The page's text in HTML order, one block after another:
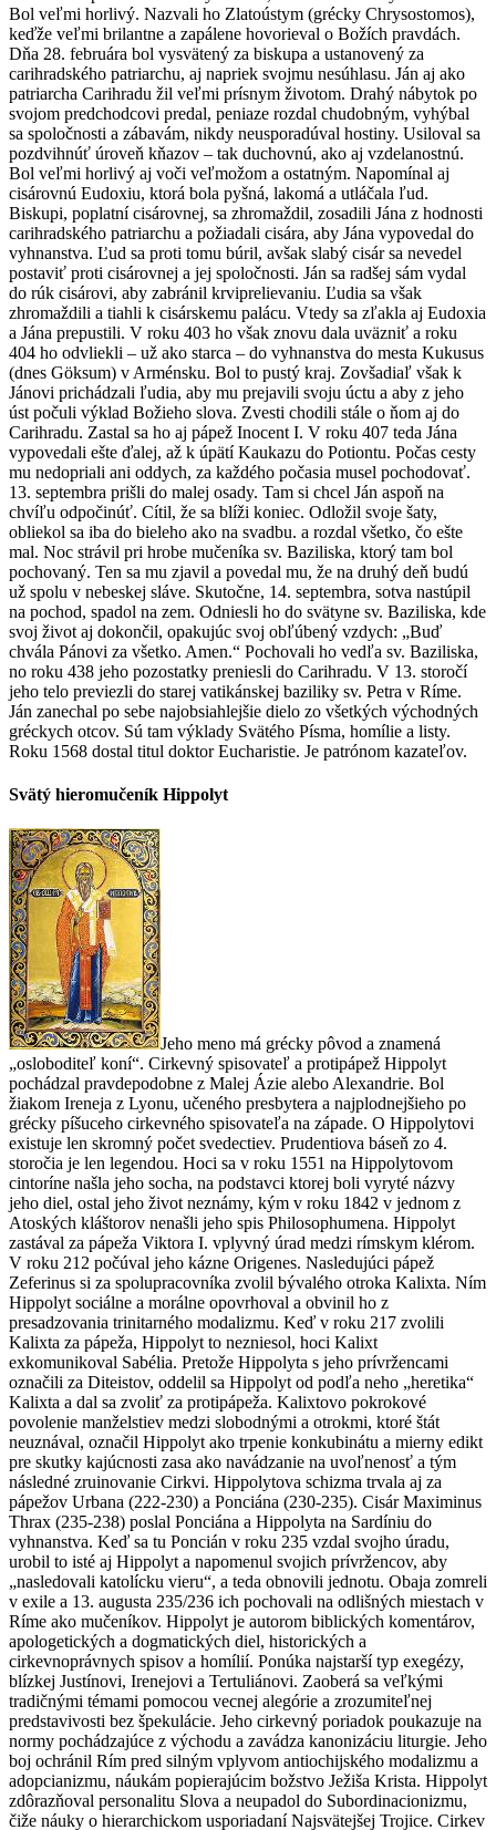
Svätý hieromučeník Hippolyt
Jeho meno má grécky pôvod a znamená
„osloboditeľ koní“. Cirkevný spisovateľ a protipápež Hippolyt
pochádzal pravdepodobne z Malej Ázie alebo Alexandrie. Bol
žiakom Ireneja z Lyonu, učeného presbytera a najplodnejšieho po
grécky píšuceho cirkevného spisovateľa na západe. O Hippolytovi
existuje len skromný počet svedectiev. Prudentiova báseň zo 4.
storočia je len legendou. Hoci sa v roku 1551 na Hippolytovom
cintoríne našla jeho socha, na podstavci ktorej boli vyryté názvy
jeho diel, ostal jeho život neznámy, kým v roku 1842 v jednom z
Atoských kláštorov nenašli jeho spis Philosophumena. Hippolyt
zastával za pápeža Viktora I. vplyvný úrad medzi rímskym klérom.
V roku 212 počúval jeho kázne Origenes. Nasledujúci pápež
Zeferinus si za spolupracovníka zvolil bývalého otroka Kalixta. Ním
Hippolyt sociálne a morálne opovrhoval a obvinil ho z
presadzovania trinitarného modalizmu. Keď v roku 217 zvolili
Kalixta za pápeža, Hippolyt to nezniesol, hoci Kalixt
exkomunikoval Sabélia. Pretože Hippolyta s jeho prívržencami
označili za Diteistov, oddelil sa Hippolyt od podľa neho „heretika“
Kalixta a dal sa zvoliť za protipápeža. Kalixtovo pokrokové
povolenie manželstiev medzi slobodnými a otrokmi, ktoré štát
neuznával, označil Hippolyt ako trpenie konkubinátu a mierny edikt
pre skutky kajúcnosti zasa ako navádzanie na uvoľnenosť a tým
následné zruinovanie Cirkvi. Hippolytova schizma trvala aj za
pápežov Urbana (222-230) a Ponciána (230-235). Cisár Maximinus
Thrax (235-238) poslal Ponciána a Hippolyta na Sardíniu do
vyhnanstva. Keď sa tu Poncián v roku 235 vzdal svojho úradu,
urobil to isté aj Hippolyt a napomenul svojich prívržencov, aby
„nasledovali katolícku vieru“, a teda obnovili jednotu. Obaja zomreli
v exile a 13. augusta 235/236 ich pochovali na odlišných miestach v
Ríme ako mučeníkov. Hippolyt je autorom biblických komentárov,
apologetických a dogmatických diel, historických a
cirkevnoprávnych spisov a homílií. Ponúka najstarší typ exegézy,
blízkej Justínovi, Irenejovi a Tertuliánovi. Zaoberá sa veľkými
tradičnými témami pomocou vecnej alegórie a zrozumiteľnej
predstavivosti bez špekulácie. Jeho cirkevný poriadok poukazuje na
normy pochádzajúce z východu a zavádza kanonizáciu liturgie. Jeho
boj ochránil Rím pred silným vplyvom antiochijského modalizmu a
adopcianizmu, náukám popierajúcim božstvo Ježiša Krista. Hippolyt
zdôrazňoval personalitu Slova a neupadol do Subordinacionizmu,
čiže náuky o hierarchickom usporiadaní Najsvätejšej Trojice. Cirkev